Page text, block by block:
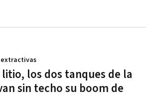
los dos tanques de la
sin techo su boom de